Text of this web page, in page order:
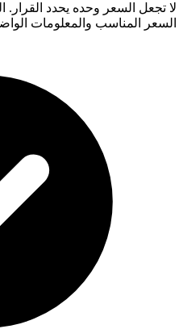
لا تجعل السعر وحده يحدد القرار.
السعر المناسب والمعلومات